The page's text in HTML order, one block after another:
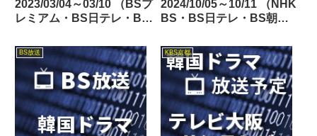
2023/03/04～03/10 （BSプ
レミアム・BS日テレ・BS
東・BSフジ）
2024/10/05～10/11 （NHK
BS・BS日テレ・BS朝
東・BSフジ）
BS放送 KBS京都